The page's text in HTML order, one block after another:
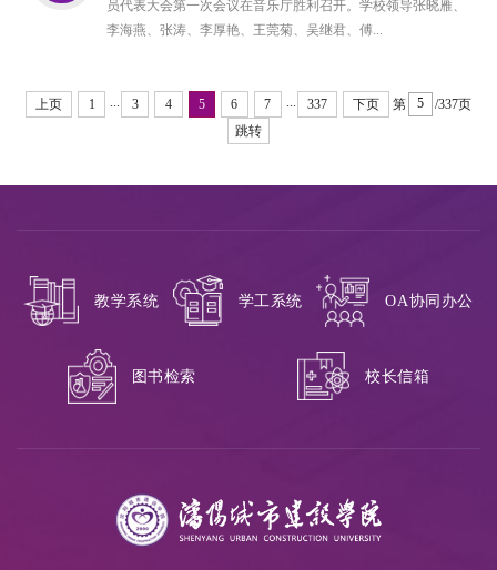
员代表大会第一次会议在音乐厅胜利召开。学校领导张晓雁、
李海燕、张涛、李厚艳、王莞菊、吴继君、傅...
上页 1 ... 3 4 5 6 7 ... 337 下页 第
/337页
跳转
教学系统 学工系统 OA协同办公
图书检索 校长信箱